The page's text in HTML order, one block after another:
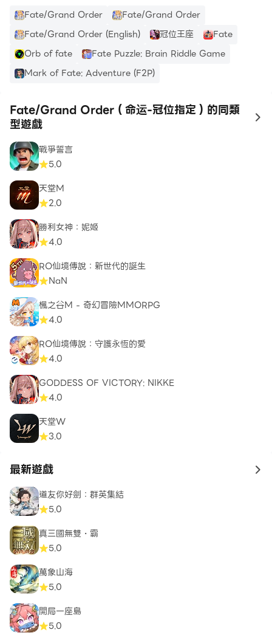
Fate/Grand Order
Fate/Grand Order
Fate/Grand Order (English)
冠位王座
Fate
Orb of fate
Fate Puzzle: Brain Riddle Game
Mark of Fate: Adventure (F2P)
Fate/Grand Order（命运-冠位指定）的同類
型遊戲
to
戰爭誓言
5.0
天堂M
2.0
勝利女神：妮姬
4.0
RO仙境傳說：新世代的誕生
NaN
楓之谷M - 奇幻冒險MMORPG
4.0
RO仙境傳說：守護永恆的愛
4.0
GODDESS OF VICTORY: NIKKE
4.0
天堂W
3.0
最新遊戲 to
道友你好劍：群英集結
5.0
真三國無雙・霸
5.0
萬象山海
5.0
開局一座島
5.0